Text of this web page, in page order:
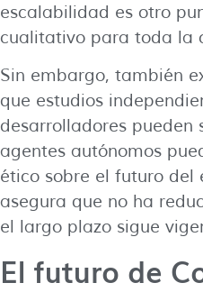
escalabilidad es otro
cualitativo para toda la
Sin embargo, también
que estudios
desarrolladores pueden
agentes autónomos
ético sobre el futuro del
asegura que no ha
el largo plazo sigue
El futuro de